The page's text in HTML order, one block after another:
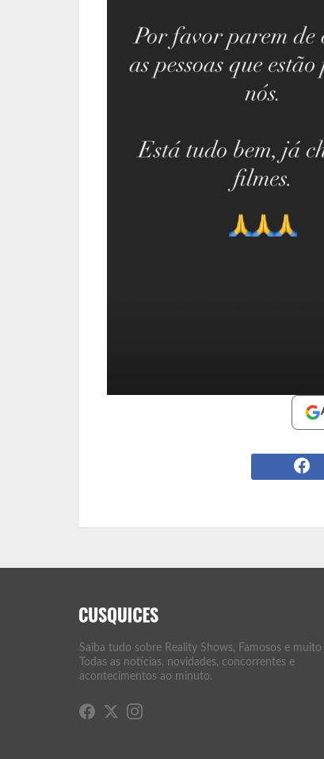
Saiba tudo sobre Reality Shows, Famosos e muito
Todas as notícias, novidades, concorrentes e
acontecimentos ao minuto.